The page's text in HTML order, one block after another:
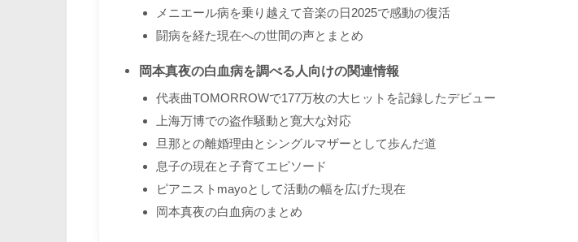
メニエール病を乗り越えて音楽の日2025で感動の復活
闘病を経た現在への世間の声とまとめ
岡本真夜の白血病を調べる人向けの関連情報
代表曲TOMORROWで177万枚の大ヒットを記録したデビュー
上海万博での盗作騒動と寛大な対応
旦那との離婚理由とシングルマザーとして歩んだ道
息子の現在と子育てエピソード
ピアニストmayoとして活動の幅を広げた現在
岡本真夜の白血病のまとめ